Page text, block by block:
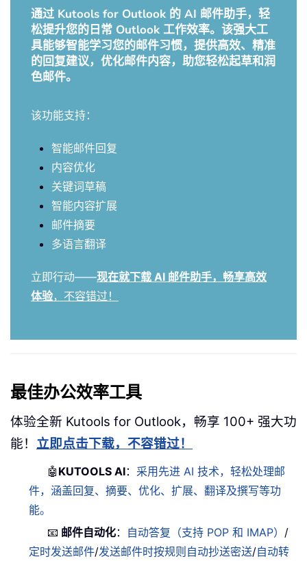
通过 Kutools for Outlook 的 AI 邮件助手，轻
松提升您的日常 Outlook 工作效率。该强大工
具能够智能学习您的邮件习惯，提供高效、精准
的回复建议，优化邮件内容，助您轻松起草和润
色邮件。
该功能支持：
智能邮件回复
内容优化
关键词草稿
智能内容扩展
邮件摘要
多语言翻译
立即行动——现在就下载 AI 邮件助手，畅享高效
体验，不容错过！
最佳办公效率工具
体验全新 Kutools for Outlook，畅享 100+ 强大功
能！ 立即点击下载，不容错过！
🤖 KUTOOLS AI： 采用先进 AI 技术，轻松处理邮
件，涵盖回复、摘要、优化、扩展、翻译及撰写等功
能。
📧 邮件自动化： 自动答复（支持 POP 和 IMAP） /
定时发送邮件/发送邮件时按规则自动抄送密送/自动转